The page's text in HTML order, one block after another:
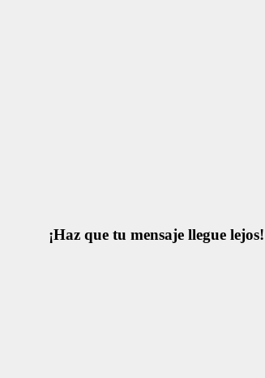
¡Haz que tu mensaje llegue lejos!